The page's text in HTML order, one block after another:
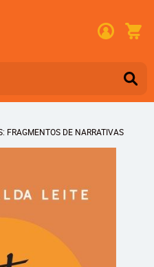
FRAGMENTOS DE NARRATIVAS